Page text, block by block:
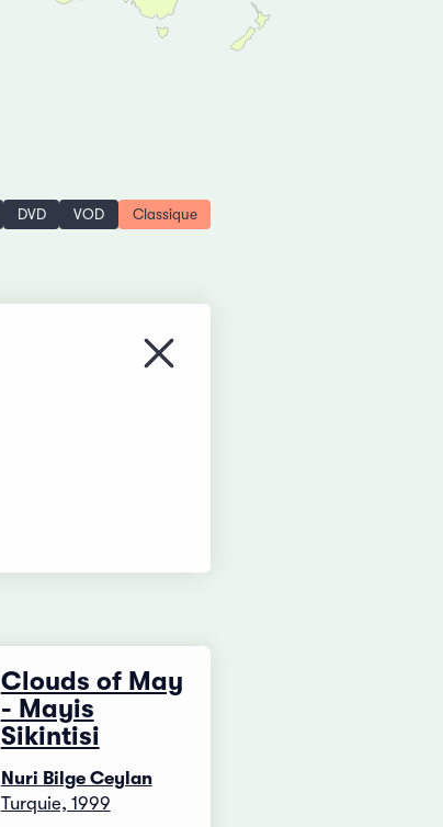
DVD VOD Classique
Fermer le menu
Clouds of May
- Mayis
Sikintisi
Nuri Bilge Ceylan
Turquie, 1999